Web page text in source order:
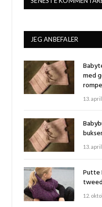
JEG ANBEFALER
med
13.
13.
Putte
12.